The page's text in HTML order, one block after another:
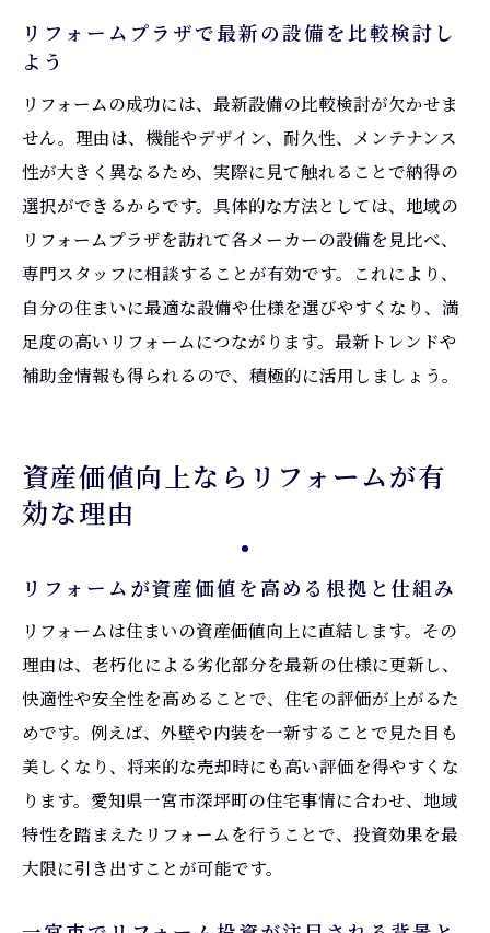
リフォームプラザで最新の設備を比較検討し
よう
リフォームの成功には、最新設備の比較検討が欠かせま
せん。理由は、機能やデザイン、耐久性、メンテナンス
性が大きく異なるため、実際に見て触れることで納得の
選択ができるからです。具体的な方法としては、地域の
リフォームプラザを訪れて各メーカーの設備を見比べ、
専門スタッフに相談することが有効です。これにより、
自分の住まいに最適な設備や仕様を選びやすくなり、満
足度の高いリフォームにつながります。最新トレンドや
補助金情報も得られるので、積極的に活用しましょう。
資産価値向上ならリフォームが有
効な理由
リフォームが資産価値を高める根拠と仕組み
リフォームは住まいの資産価値向上に直結します。その
理由は、老朽化による劣化部分を最新の仕様に更新し、
快適性や安全性を高めることで、住宅の評価が上がるた
めです。例えば、外壁や内装を一新することで見た目も
美しくなり、将来的な売却時にも高い評価を得やすくな
ります。愛知県一宮市深坪町の住宅事情に合わせ、地域
特性を踏まえたリフォームを行うことで、投資効果を最
大限に引き出すことが可能です。